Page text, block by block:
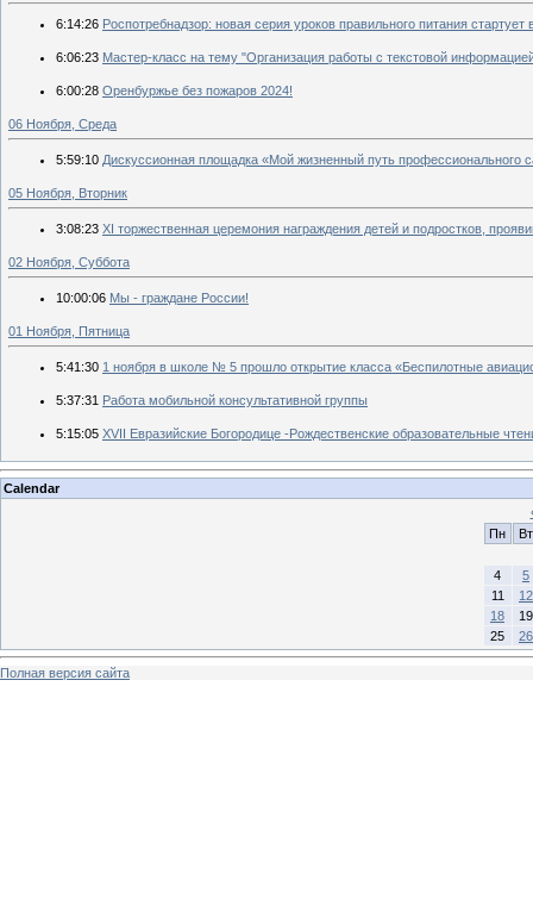
6:14:26 Роспотребнадзор: новая серия уроков правильного питания
6:06:23 Мастер-класс на тему "Организация работы с текстовой
6:00:28 Оренбуржье без пожаров 2024!
06 Ноября, Среда
5:59:10 Дискуссионная площадка «Мой жизненный путь профессионального
05 Ноября, Вторник
3:08:23 XI торжественная церемония награждения детей и подростков,
02 Ноября, Суббота
10:00:06 Мы - граждане России!
01 Ноября, Пятница
5:41:30 1 ноября в школе № 5 прошло открытие класса «Беспилотные
5:37:31 Работа мобильной консультативной группы
5:15:05 XVII Евразийские Богородице -Рождественские образовательные
Calendar
Пн
Вт
4
5
11
12
18
19
25
26
Полная версия сайта